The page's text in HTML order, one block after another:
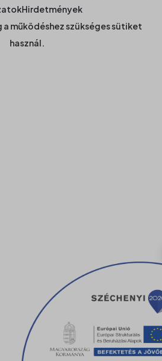
Hirdetmények
működéshez szükséges sütiket
használ.